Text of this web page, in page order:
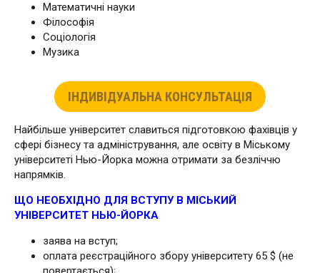
Математичні науки
Філософія
Соціологія
Музика
ІНДИВІДУАЛЬНА КОНСУЛЬТАЦІЯ
Найбільше університет славиться підготовкою фахівців у
сфері бізнесу та адміністрування, але освіту в Міському
університеті Нью-Йорка можна отримати за безліччю
напрямків.
ЩО НЕОБХІДНО ДЛЯ ВСТУПУ В МІСЬКИЙ
УНІВЕРСИТЕТ НЬЮ-ЙОРКА
заява на вступ;
оплата реєстраційного збору університету 65 $ (не